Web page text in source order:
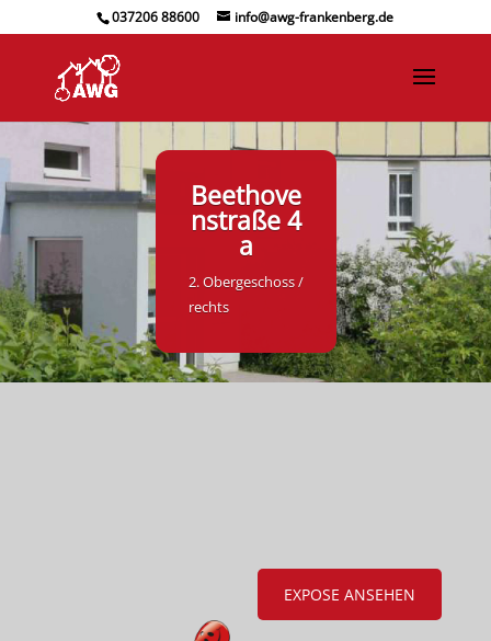
037206 88600 info@awg-frankenberg.de
Beethove
nstraße 4
a
2. Obergeschoss /
rechts
EXPOSE ANSEHEN